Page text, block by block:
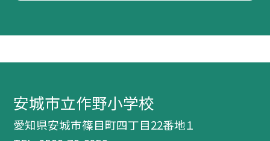
安城市立作野小学校
愛知県安城市篠目町四丁目22番地１